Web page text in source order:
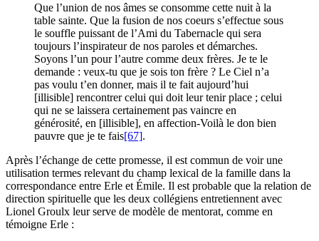
Que l’union de nos âmes se consomme cette nuit à la
table sainte. Que la fusion de nos coeurs s’effectue sous
le souffle puissant de l’Ami du Tabernacle qui sera
toujours l’inspirateur de nos paroles et démarches.
Soyons l’un pour l’autre comme deux frères. Je te le
demande : veux-tu que je sois ton frère ? Le Ciel n’a
pas voulu t’en donner, mais il te fait aujourd’hui
[illisible] rencontrer celui qui doit leur tenir place ; celui
qui ne se laissera certainement pas vaincre en
générosité, en [illisible], en affection-Voilà le don bien
pauvre que je te fais[67].
Après l’échange de cette promesse, il est commun de voir une
utilisation termes relevant du champ lexical de la famille dans la
correspondance entre Erle et Émile. Il est probable que la relation de
direction spirituelle que les deux collégiens entretiennent avec
Lionel Groulx leur serve de modèle de mentorat, comme en
témoigne Erle :